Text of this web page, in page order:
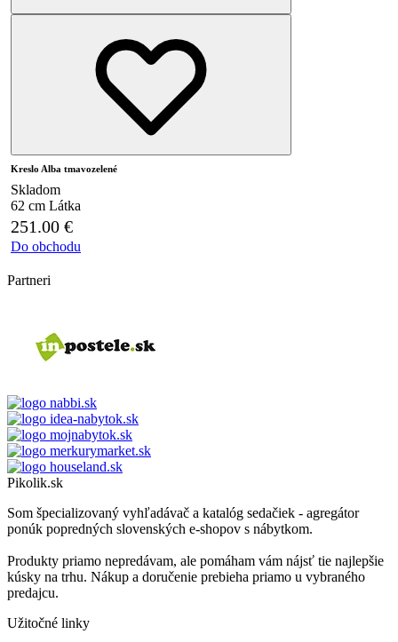
Kreslo Alba tmavozelené
Skladom
62 cm Látka
251.00 €
Do obchodu
Partneri
Pikolik.sk
Som špecializovaný vyhľadávač a katalóg sedačiek - agregátor
ponúk popredných slovenských e-shopov s nábytkom.
Produkty priamo nepredávam, ale pomáham vám nájsť tie najlepšie
kúsky na trhu. Nákup a doručenie prebieha priamo u vybraného
predajcu.
Užitočné linky